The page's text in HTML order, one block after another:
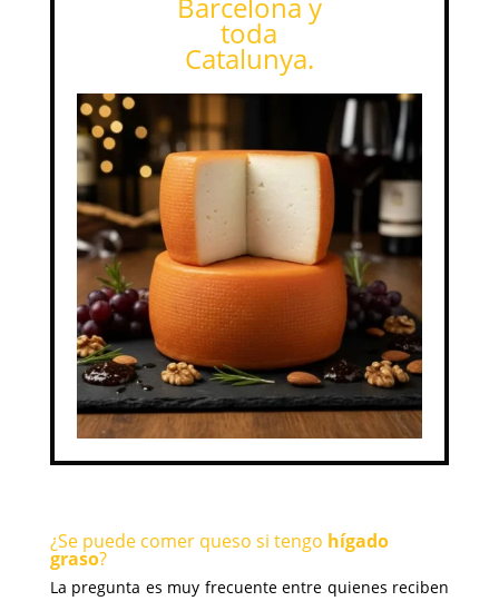
toda
Catalunya.
¿Se puede comer queso si tengo hígado
graso?
La pregunta es muy frecuente entre quienes reciben